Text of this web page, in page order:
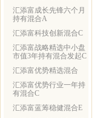
汇添富成长先锋六个月
持有混合A
汇添富科技创新混合C
汇添富战略精选中小盘
市值3年持有混合发起C
汇添富优势精选混合
汇添富优势行业一年持
有混合C
汇添富蓝筹稳健混合E